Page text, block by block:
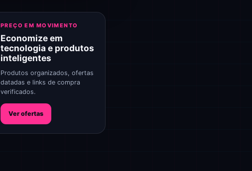
PREÇO EM MOVIMENTO
Economize em
tecnologia e produtos
inteligentes
Produtos organizados, ofertas
datadas e links de compra
verificados.
Ver ofertas